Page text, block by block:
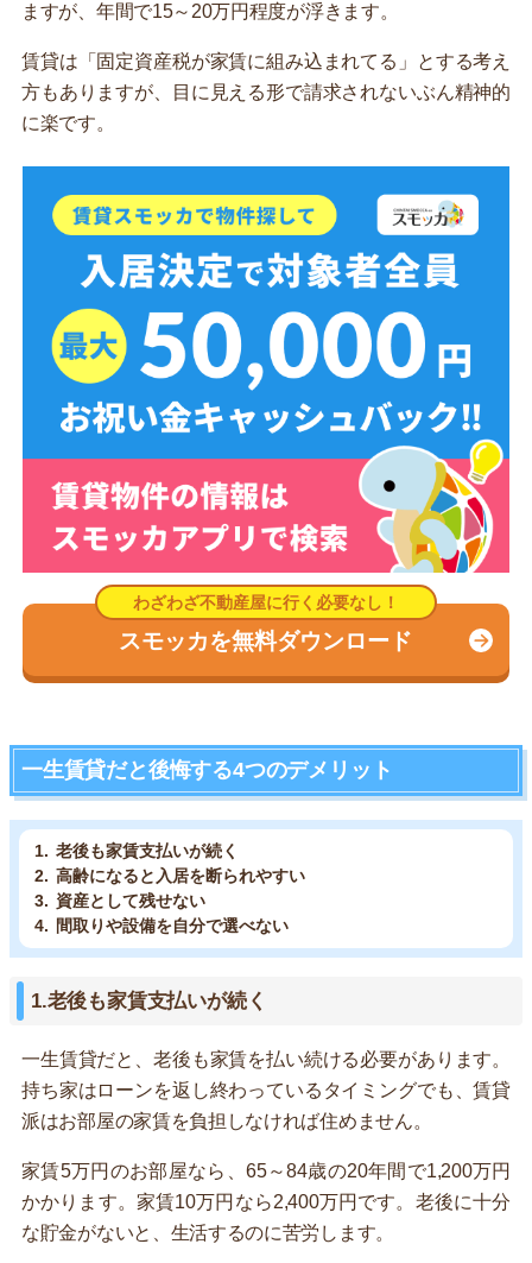
ますが、年間で15～20万円程度が浮きます。
賃貸は「固定資産税が家賃に組み込まれてる」とする考え
方もありますが、目に見える形で請求されないぶん精神的
に楽です。
スモッカを無料ダウンロード
一生賃貸だと後悔する4つのデメリット
老後も家賃支払いが続く
高齢になると入居を断られやすい
資産として残せない
間取りや設備を自分で選べない
1.老後も家賃支払いが続く
一生賃貸だと、老後も家賃を払い続ける必要があります。
持ち家はローンを返し終わっているタイミングでも、賃貸
派はお部屋の家賃を負担しなければ住めません。
家賃5万円のお部屋なら、65～84歳の20年間で1,200万円
かかります。家賃10万円なら2,400万円です。老後に十分
な貯金がないと、生活するのに苦労します。